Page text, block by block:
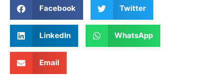
Facebook Twitter
LinkedIn WhatsApp
Email